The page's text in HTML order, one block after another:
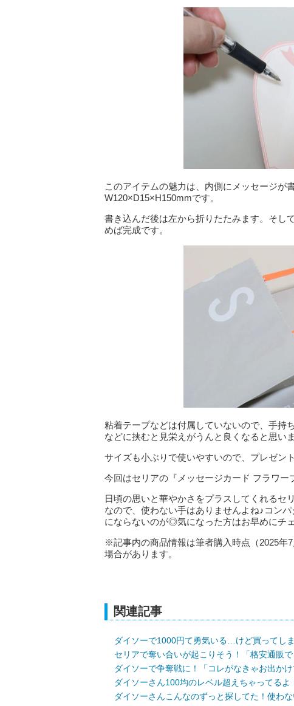
このアイテムの魅力は、内側にメッセージが
W120×D15×H150mmです。
書き込んだ後は左から折りたたみます。そし
めば完成です。
粘着テープなどは付属していないので、手持
などに挟むと見栄えがうんと良くなると思い
サイズも小ぶりで使いやすいので、プレゼン
今回はセリアの『メッセージカード フラワー
日頃の思いと華やかさをプラスしてくれるセ
なので、使わない手はありませんよね♪コン
にならないのが◎気になった方はお早めにチ
※記事内の商品情報は筆者購入時点（2025年
場合があります。
関連記事
ダイソーで1000円て勇気いる…けど買ってし
セリアで奪い合いが起こりそう！「格安通販
ダイソーで争奪戦に！「コレがなきゃお出か
ダイソーさん100均のレベル超えちゃってる
ダイソーさんこんなのずっと探してた！使わ